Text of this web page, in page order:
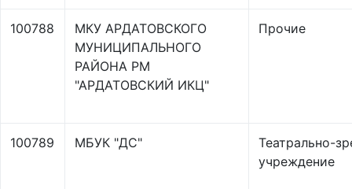
100788
МКУ АРДАТОВСКОГО
МУНИЦИПАЛЬНОГО
РАЙОНА РМ
"АРДАТОВСКИЙ ИКЦ"
Прочие
100789 МБУК "ДС"
Театрально-
учреждение